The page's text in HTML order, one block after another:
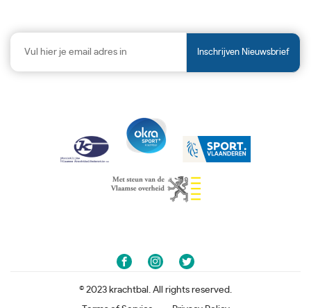
Inschrijven Nieuwsbrief
© 2023 krachtbal. All rights reserved.